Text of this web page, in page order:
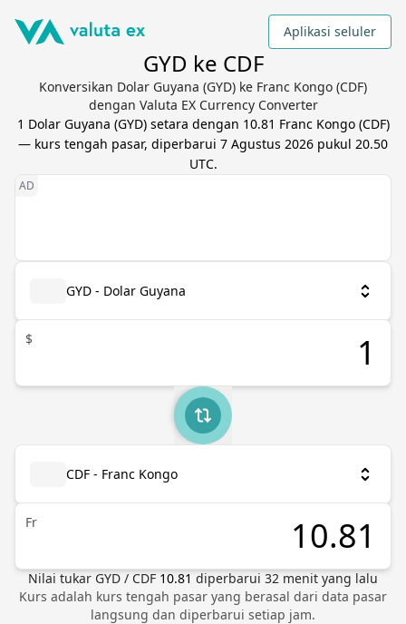
Aplikasi seluler
GYD ke CDF
Konversikan Dolar Guyana (GYD) ke Franc Kongo (CDF)
dengan Valuta EX Currency Converter
1 Dolar Guyana (GYD) setara dengan 10.81 Franc Kongo(CDF)
— kurs tengah pasar, diperbarui 7 Agustus 2026 pukul 20.50
UTC.
GYD - Dolar Guyana
$
CDF - Franc Kongo
Fr
Nilai tukar GYD / CDF 10.81 diperbarui 32 menit yang lalu
Kurs adalah kurs tengah pasar yang berasal dari data pasar
langsung dan diperbarui setiap jam.